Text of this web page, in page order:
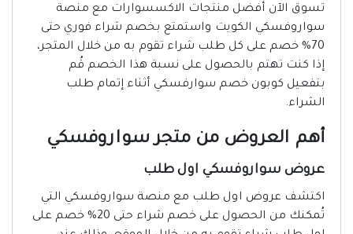
تسوق الآن أفضل منتجات الاكسسوارات مع منصة
سواروفسكي الكويت واستمتع بخصم شراء فوري حتى
70% خصم على كل طلب شراء تقوم به من خلال المتجر،
إذا كنت تهتم بالحصول على نسبة هذا الخصم قُم
بتفعيل كوبون خصم سوارفسكي أثناء إتمام طلب
الشراء.
أهم العروض من متجر سواروفسكي
عروض سواروفسكي اول طلب
اكتشف عروض اول طلب مع منصة سواروفسكي التي
تُمكنك من الحصول على خصم شراء حتى 20% خصم على